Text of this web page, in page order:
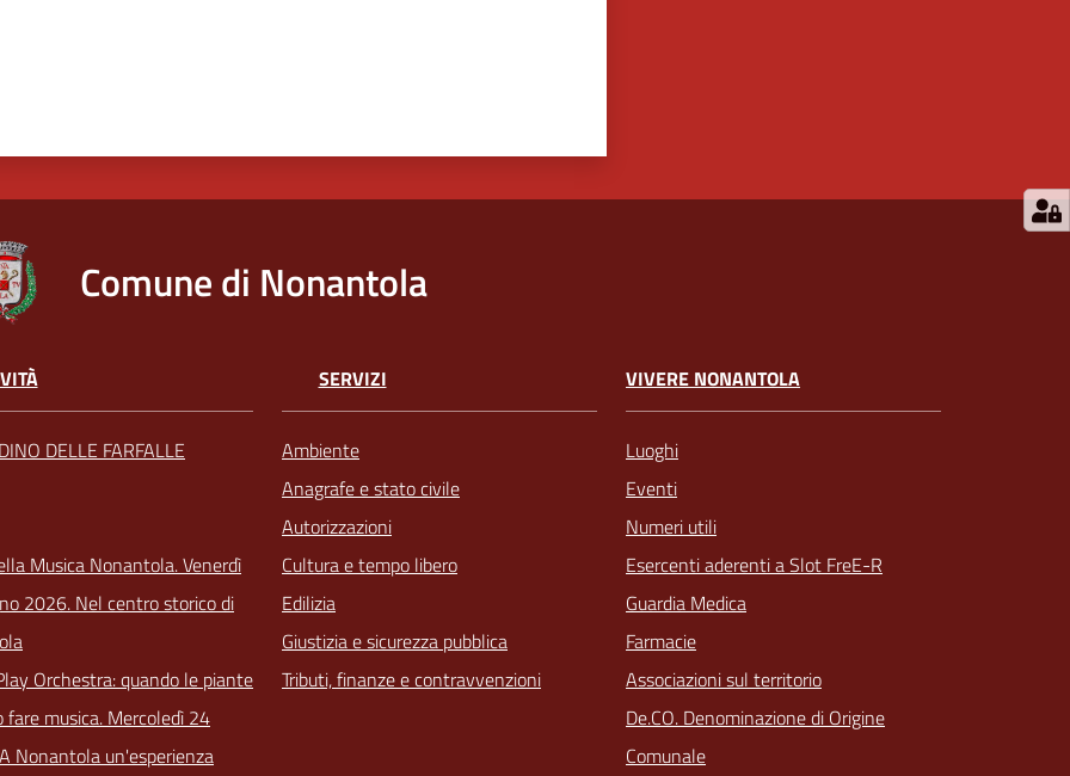
Comune di Nonantola
DELLE FARFALLE
Musica Nonantola. Venerdì
2026. Nel centro storico di
Orchestra: quando le piante
fare musica. Mercoledì 24
Nonantola un'esperienza
SERVIZI
Ambiente
Anagrafe e stato civile
Autorizzazioni
Cultura e tempo libero
Edilizia
Giustizia e sicurezza pubblica
Tributi, finanze e contravvenzioni
VIVERE NONANTOLA
Luoghi
Eventi
Numeri utili
Esercenti aderenti a Slot FreE-R
Guardia Medica
Farmacie
Associazioni sul territorio
De.CO. Denominazione di Origine
Comunale